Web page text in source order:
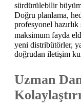
sürdürülebilir
Doğru planlama,
profesyonel
maksimum fayda
yeni distribütörler,
doğrudan iletişim
Uzman